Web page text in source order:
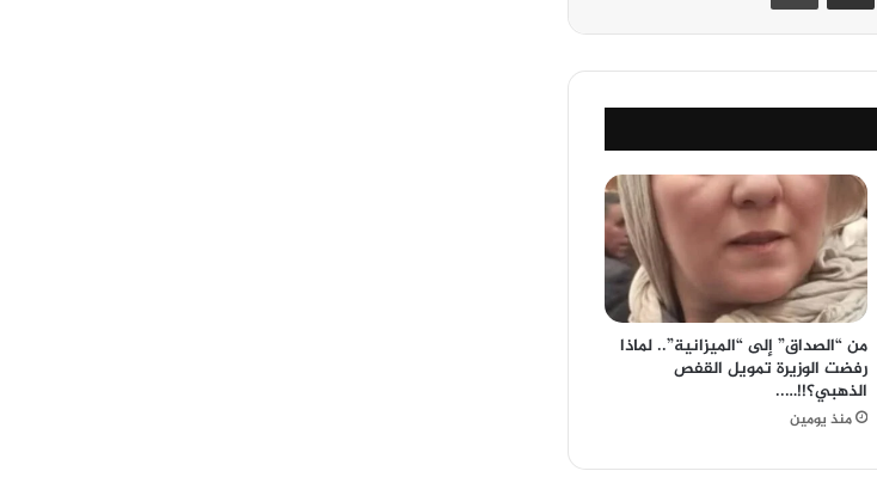
من “الصداق” إلى “الميزانية”.. لماذا
رفضت الوزيرة تمويل القفص
الذهبي؟!!…..
منذ يومين